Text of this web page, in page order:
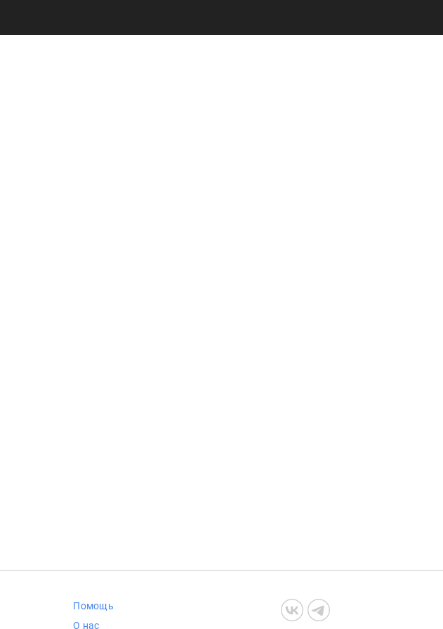
Помощь
О нас